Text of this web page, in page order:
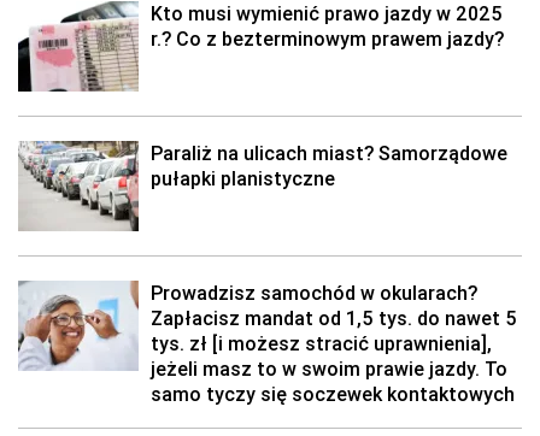
Kto musi wymienić prawo jazdy w 2025
r.? Co z bezterminowym prawem jazdy?
Paraliż na ulicach miast? Samorządowe
pułapki planistyczne
Prowadzisz samochód w okularach?
Zapłacisz mandat od 1,5 tys. do nawet 5
tys. zł [i możesz stracić uprawnienia],
jeżeli masz to w swoim prawie jazdy. To
samo tyczy się soczewek kontaktowych